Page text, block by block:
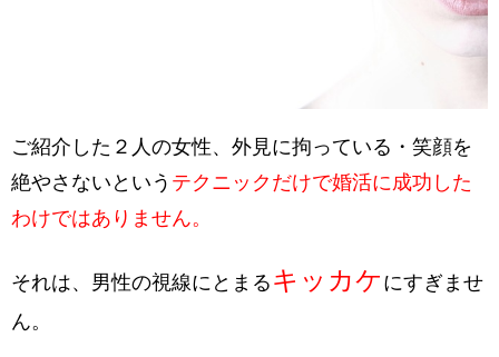
ご紹介した２人の女性、外見に拘っている・笑顔を
絶やさないという テクニックだけで婚活に成功した
わけではありません。
それは、男性の視線にとまる キッカケ にすぎませ
ん。